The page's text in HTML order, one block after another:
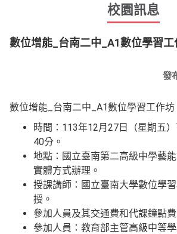
校園訊息
數位增能_台南二中_A1數位學習工
發
數位增能_台南二中_A1數位學習工作坊
時間：113年12月27日（星期五
40分。
地點：國立臺南第二高級中學藝
實體方式辦理。
授課講師：國立臺南大學數位學
授。
參加人員及其交通費和代課鐘點費
參加人員：教育部主管高級中等學